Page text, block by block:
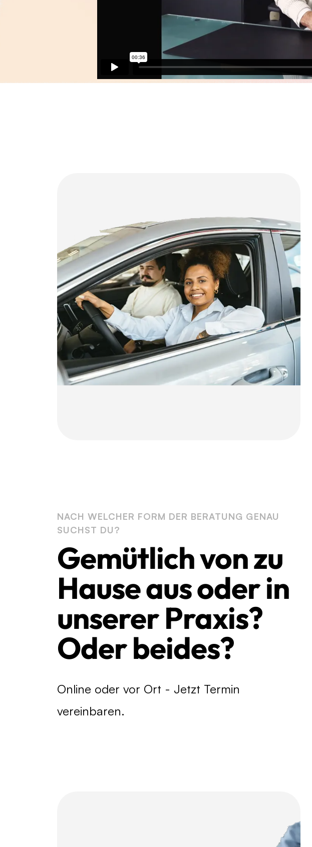
NACH WELCHER FORM DER BERATUNG GENAU
SUCHST DU?
Gemütlich von zu
Hause aus oder in
unserer Praxis?
Oder beides?
Online oder vor Ort - Jetzt Termin
vereinbaren.